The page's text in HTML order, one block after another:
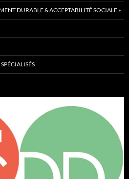
DURABLE & ACCEPTABILITÉ SOCIALE »